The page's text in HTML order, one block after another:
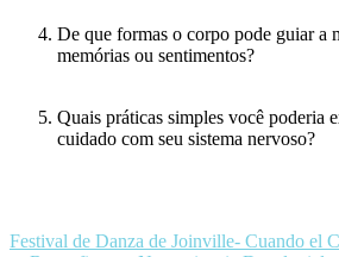
De que formas o corpo pode guiar a
memórias ou sentimentos?
Quais práticas simples você poderia
cuidado com seu sistema nervoso?
Festival de Danza de Joinville- Cuando el